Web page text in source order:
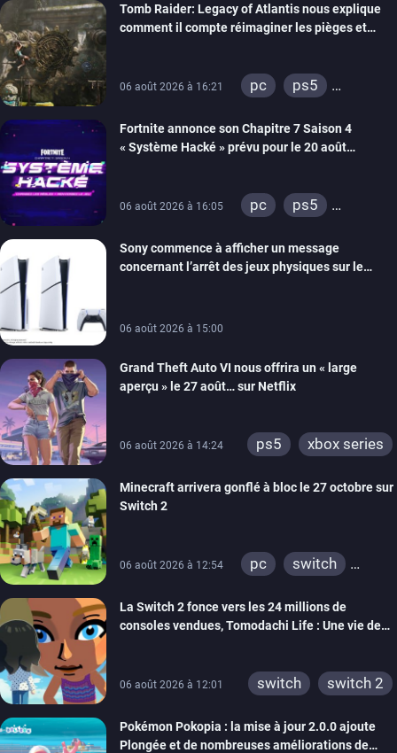
switch 2
Tomb Raider: Legacy of Atlantis nous explique
comment il compte réimaginer les pièges et
06 août 2026 à 16:21 pc
ps5
switch 2
Fortnite annonce son Chapitre 7 Saison 4
« Système Hacké » prévu pour le 20 août
06 août 2026 à 16:05 pc
ps5
switch
ios
android
ps4
Sony commence à afficher un message
concernant l’arrêt des jeux physiques sur le
06 août 2026 à 15:00
Grand Theft Auto VI nous offrira un « large
aperçu » le 27 août… sur Netflix
06 août 2026 à 14:24 ps5 xbox series
Minecraft arrivera gonflé à bloc le 27 octobre sur
Switch 2
06 août 2026 à 12:54 pc
switch
xbox one
wiiu
3ds
ps3
switch 2
La Switch 2 fonce vers les 24 millions de
consoles vendues, Tomodachi Life : Une vie de
06 août 2026 à 12:01 switch switch 2
Pokémon Pokopia : la mise à jour 2.0.0 ajoute
Plongée et de nombreuses améliorations de